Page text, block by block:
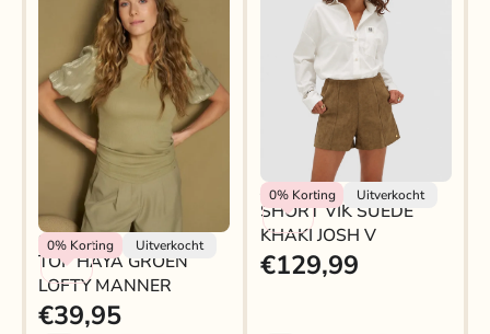
0% Korting Uitverkocht
Lofty Manner
TOP HAYA GROEN
LOFTY MANNER
€39,95
0%Korting Uitverkocht
Josh V
SHORT VIK SUÈDE
KHAKI JOSH V
€129,99